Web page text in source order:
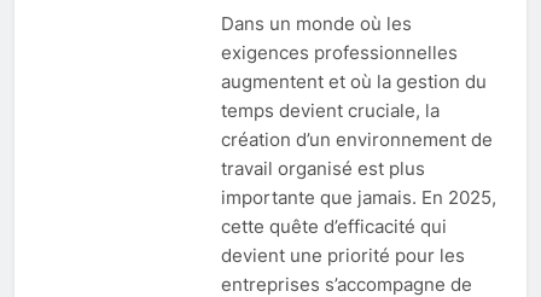
Dans un monde où les
exigences professionnelles
augmentent et où la gestion du
temps devient cruciale, la
création d’un environnement de
travail organisé est plus
importante que jamais. En 2025,
cette quête d’efficacité qui
devient une priorité pour les
entreprises s’accompagne de